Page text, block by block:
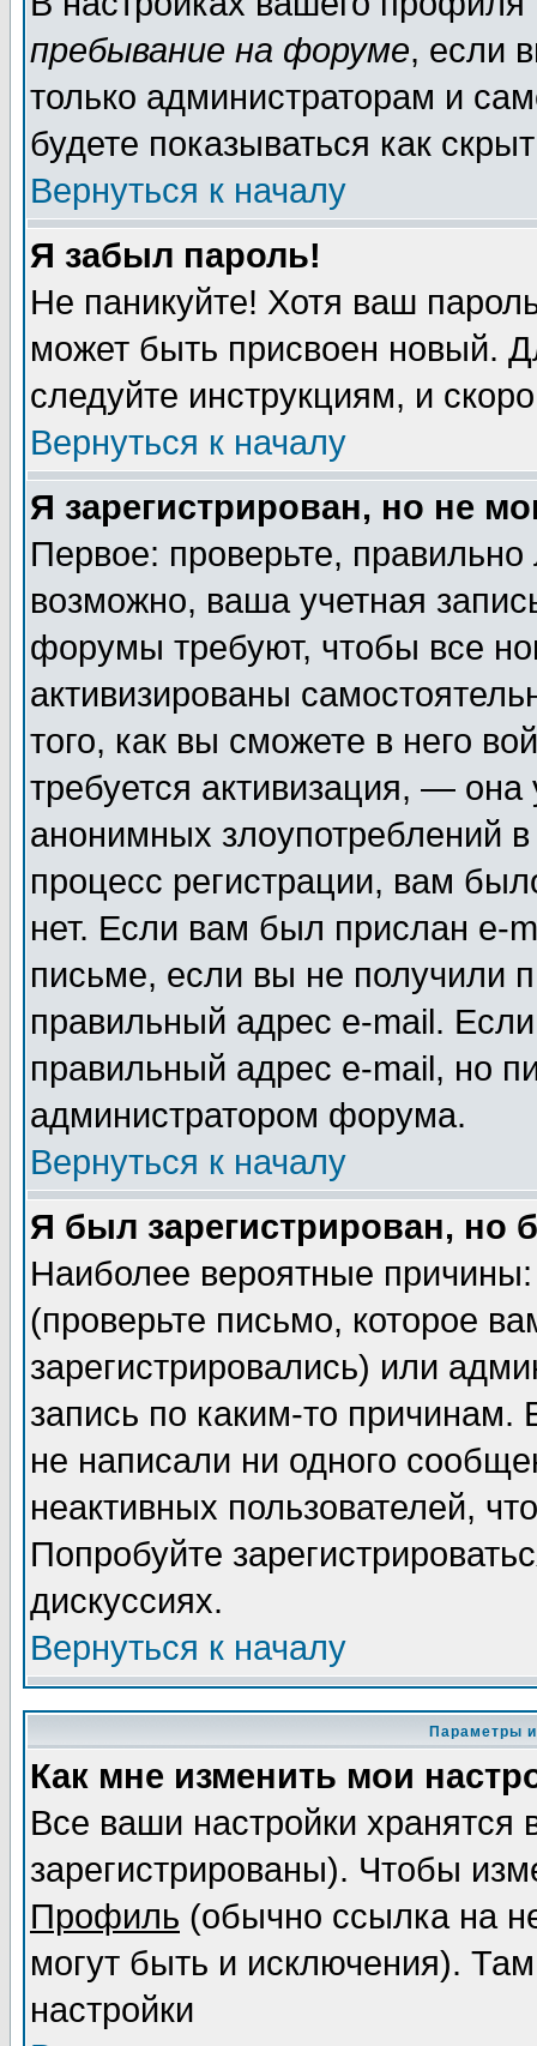
пребывание на форуме, если
только администраторам и
будете показываться как
Вернуться к началу
Я забыл пароль!
Не паникуйте! Хотя ваш
может быть присвоен новый.
следуйте инструкциям, и
Вернуться к началу
Я зарегистрирован, но не
Первое: проверьте,
возможно, ваша учетная
форумы требуют, чтобы все
активизированы
того, как вы сможете в него
требуется активизация, —
анонимных злоупотреблений
процесс регистрации, вам
нет. Если вам был прислан e-
письме, если вы не получили
правильный адрес e-mail.
правильный адрес e-mail, но
администратором форума.
Вернуться к началу
Я был зарегистрирован, но
Наиболее вероятные
(проверьте письмо, которое
зарегистрировались) или
запись по каким-то
не написали ни одного
неактивных пользователей,
Попробуйте
дискуссиях.
Вернуться к началу
Параметры
Как мне изменить мои
Все ваши настройки
зарегистрированы). Чтобы
Профиль (обычно ссылка на
могут быть и исключения).
настройки